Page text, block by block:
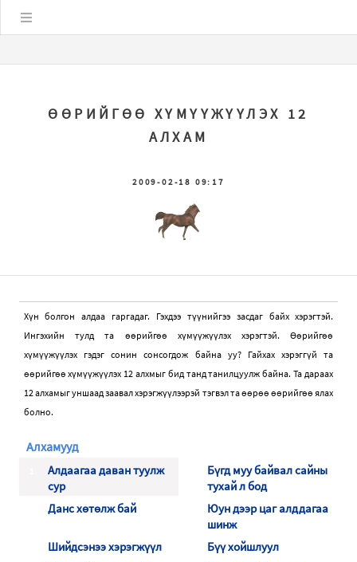
ӨӨРИЙГӨӨ ХҮМҮҮЖҮҮЛЭХ 12
АЛХАМ
2009-02-18 09:17
Хүн болгон алдаа гаргадаг. Гэхдээ түүнийгээ засдаг байх хэрэгтэй.
Ингэхийн
тулд та өөрийгөө хүмүүжүүлэх хэрэгтэй. Өөрийгөө
хүмүүжүүлэх гэдэг сонин сонсогдож байна уу? Гайхах хэрэггүй
та
өөрийгөөхүмүүжүүлэх 12 алхмыг бид тандтанилцуулж байна. Та дараах
12алхамыгуншаадзаавалхэрэгжүүлээрэй тэгвэлтаөөрөө өөрийгөөялах
болно.
Алхамууд
Алдаагаа даван туулж
сур
Бүгд муу байвал сайны
тухай л бод
Данс хөтөлж бай
Юун дээр цаг алддагаа
шинж
Шийдсэнээ хэрэгжүүл Бүү хойшлуул